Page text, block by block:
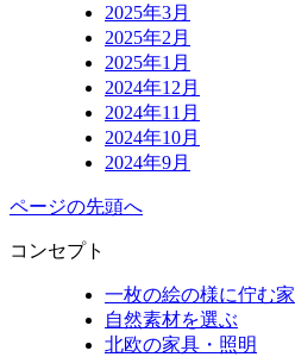
2025年3月
2025年2月
2025年1月
2024年12月
2024年11月
2024年10月
2024年9月
ページの先頭へ
コンセプト
一枚の絵の様に佇む家
自然素材を選ぶ
北欧の家具・照明